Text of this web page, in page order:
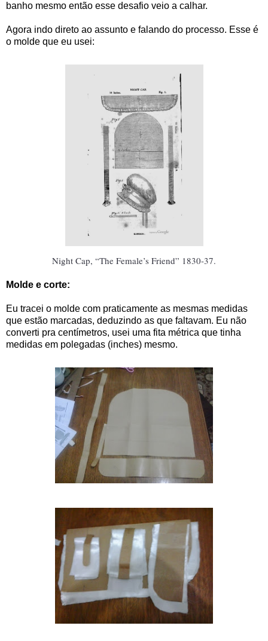
banho mesmo então esse desafio veio a calhar.
Agora indo direto ao assunto e falando do processo. Esse é
o molde que eu usei:
Night Cap, “The Female’s Friend” 1830-37.
Molde e corte:
Eu tracei o molde com praticamente as mesmas medidas
que estão marcadas, deduzindo as que faltavam. Eu não
converti pra centímetros, usei uma fita métrica que tinha
medidas em polegadas (inches) mesmo.